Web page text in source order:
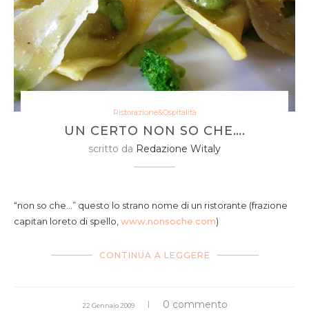
Ristorazione&Ospitalità
UN CERTO NON SO CHE….
scritto da Redazione Witaly
ravioli di cacciagione
“non so che…” questo lo strano nome di un ristorante (frazione
capitan loreto di spello,www.nonsoche.com)
CONTINUA A LEGGERE
22 Gennaio 2009 0 commento